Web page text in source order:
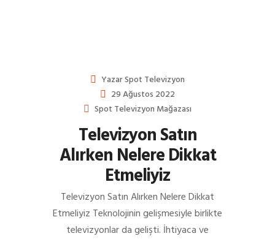
YazarSpot Televizyon
29 Ağustos 2022
Spot Televizyon Mağazası
Televizyon Satın
Alırken Nelere Dikkat
Etmeliyiz
Televizyon Satın Alırken Nelere Dikkat
Etmeliyiz Teknolojinin gelişmesiyle birlikte
televizyonlar da gelişti. İhtiyaca ve